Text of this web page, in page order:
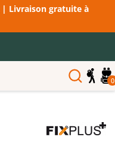
| Livraison gratuite à
0